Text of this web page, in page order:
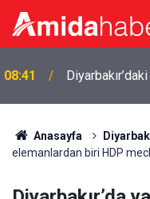
08:41
Anasayfa
elemanlardan biri HDP